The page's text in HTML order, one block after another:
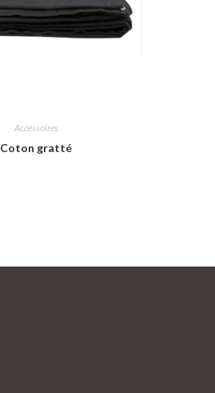
Accessoires
Coton gratté